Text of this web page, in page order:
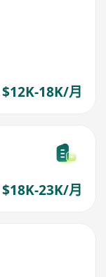
$12K-18K/月
$18K-23K/月